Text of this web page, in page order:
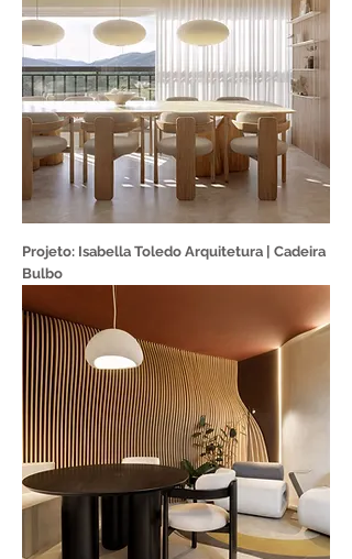
Projeto: Isabella Toledo Arquitetura | Cadeira
Bulbo